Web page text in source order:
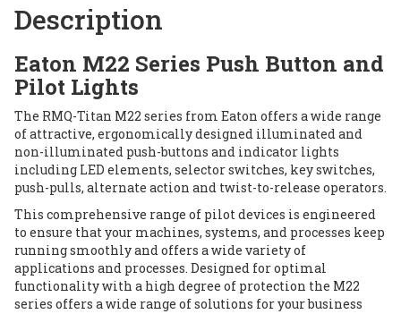
Description
Eaton M22 Series Push Button and
Pilot Lights
The RMQ-Titan M22 series from Eaton offers a wide range
of attractive, ergonomically designed illuminated and
non-illuminated push-buttons and indicator lights
including LED elements, selector switches, key switches,
push-pulls, alternate action and twist-to-release operators.
This comprehensive range of pilot devices is engineered
to ensure that your machines, systems, and processes keep
running smoothly and offers a wide variety of
applications and processes. Designed for optimal
functionality with a high degree of protection the M22
series offers a wide range of solutions for your business